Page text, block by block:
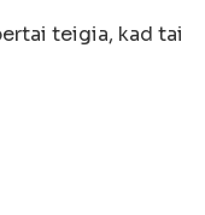
teigia, kad tai